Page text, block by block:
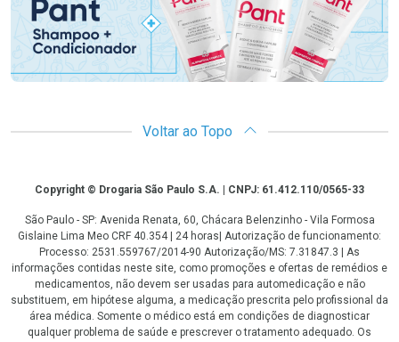
Voltar ao Topo
CopyrightCopyright © Drogaria São Paulo S.A. | CNPJ: 61.412.110/0565-33
São Paulo - SP: Avenida Renata, 60, Chácara Belenzinho - Vila Formosa
Gislaine Lima Meo CRF 40.354 | 24 horas| Autorização de funcionamento:
Processo: 2531.559767/2014-90 Autorização/MS: 7.31847.3 | As
informações contidas neste site, como promoções e ofertas de remédios e
medicamentos, não devem ser usadas para automedicação e não
substituem, em hipótese alguma, a medicação prescrita pelo profissional da
área médica. Somente o médico está em condições de diagnosticar
qualquer problema de saúde e prescrever o tratamento adequado. Os